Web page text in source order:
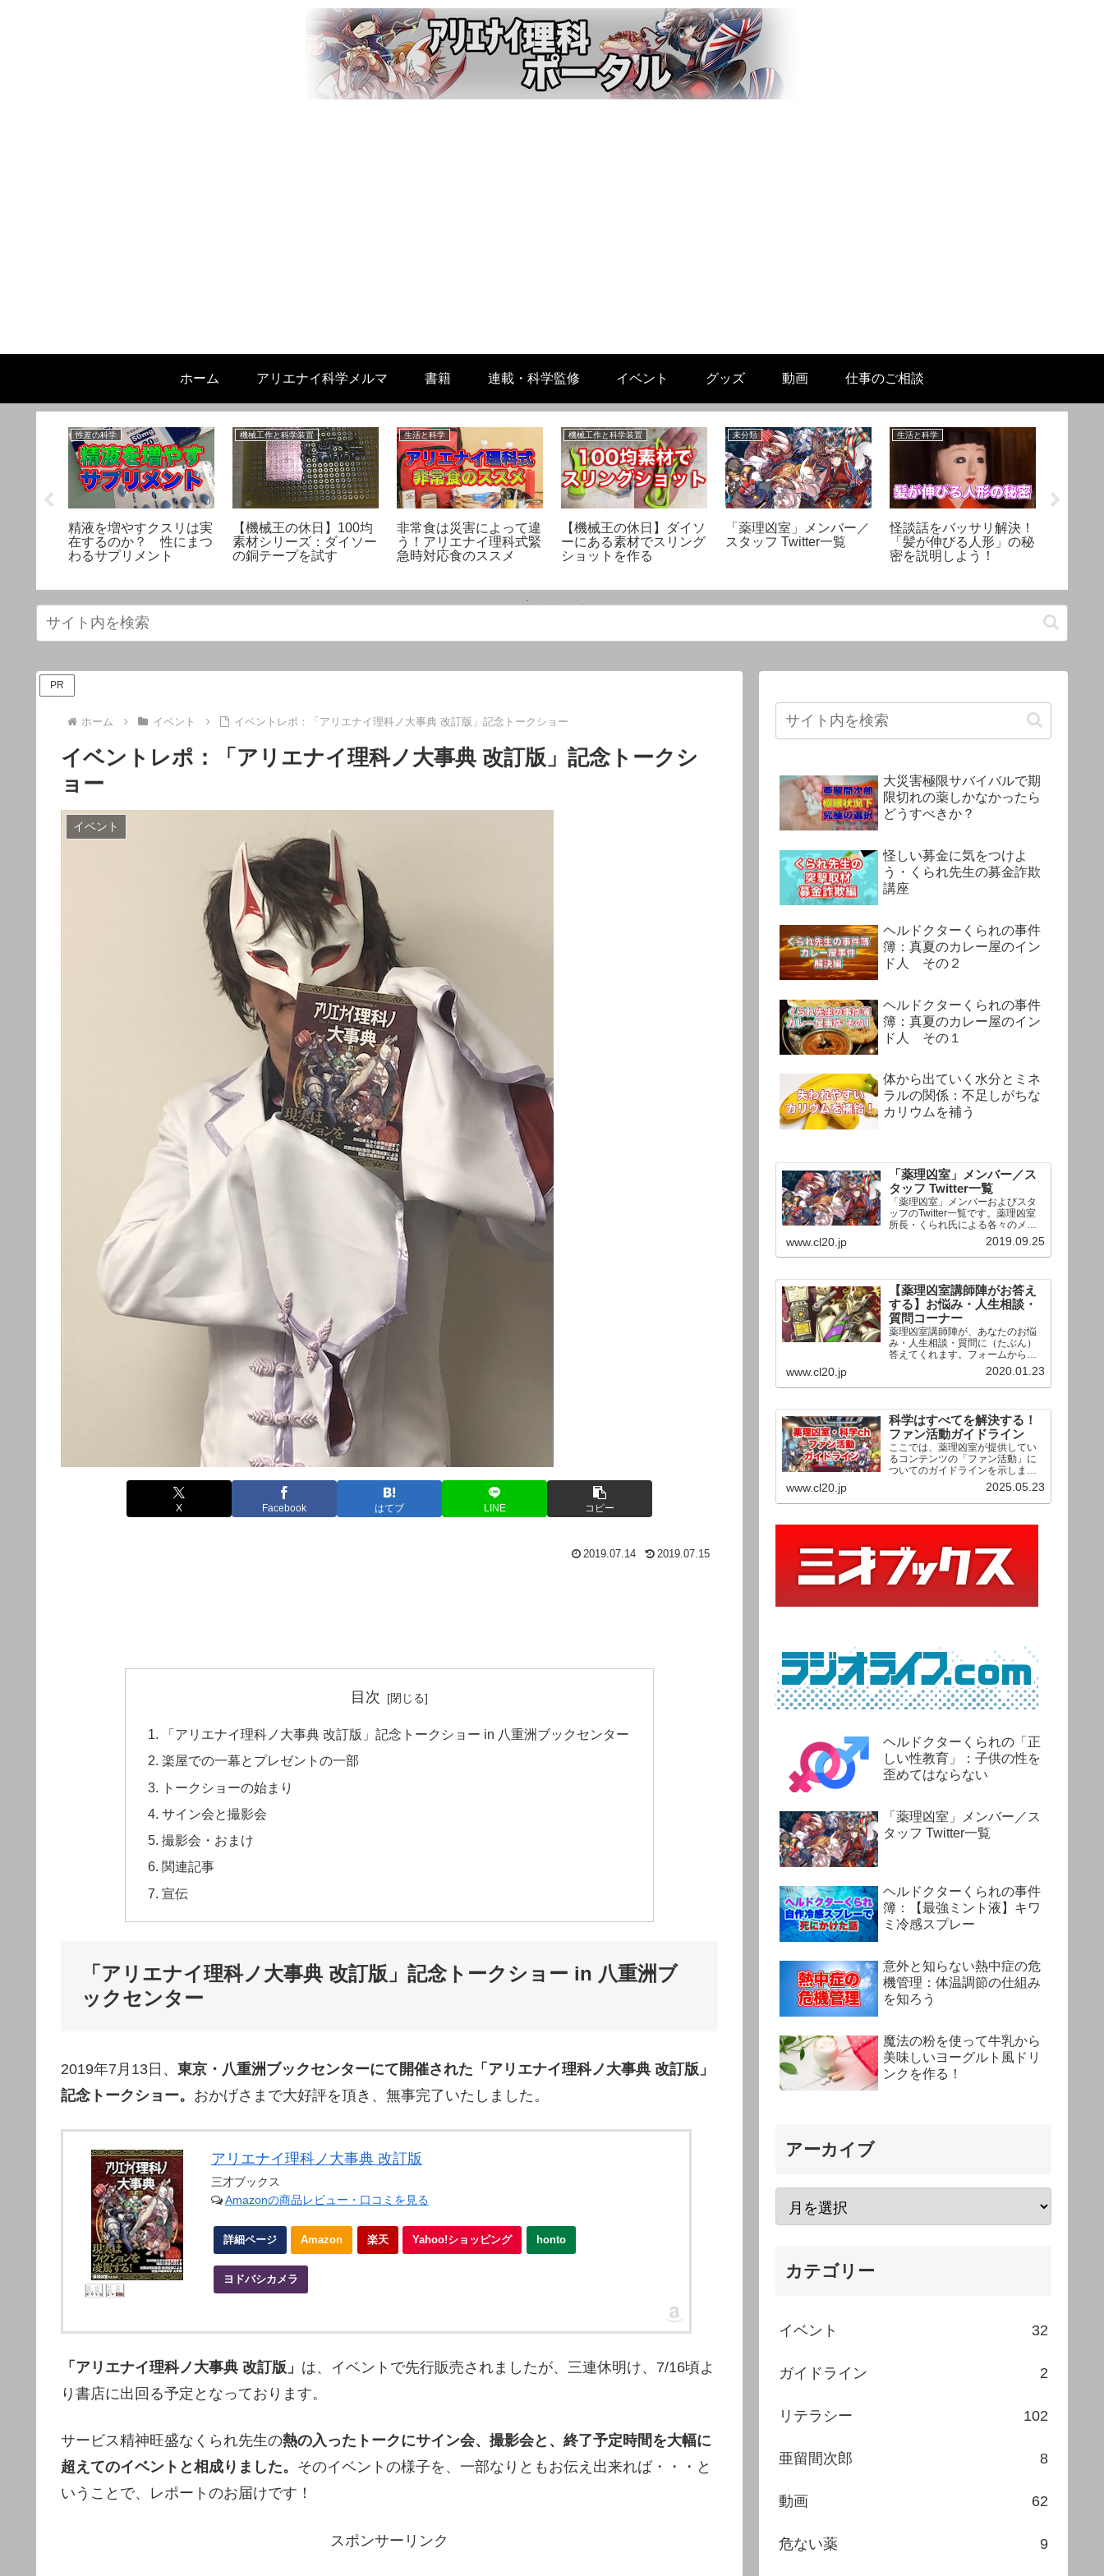
ホーム アリエナイ科学メルマ 書籍 連載・科学監修 イベント グッズ 動画 仕事のご相談
性差の科学
精液を増やすクスリは実
在するのか？ 性にまつ
わるサプリメント
機械工作と科学装置
【機械王の休日】100均
素材シリーズ：ダイソー
の銅テープを試す
生活と科学
非常食は災害によって違
う！アリエナイ理科式緊
急時対応食のススメ
機械工作と科学装置
【機械王の休日】ダイソ
ーにある素材でスリング
ショットを作る
未分類
「薬理凶室」メンバー／
スタッフ Twitter一覧
生活と科学
怪談話をバッサリ解決！
「髪が伸びる人形」の秘
密を説明しよう！
PR
ホーム イベント イベントレポ：「アリエナイ理科ノ大事典 改訂版」記念トークショー
イベントレポ：「アリエナイ理科ノ大事典 改訂版」記念トークシ
ョー
イベント
X Facebook はてブ LINE コピー
2019.07.14 2019.07.15
目次
「アリエナイ理科ノ大事典 改訂版」記念トークショー in 八重洲ブックセンター
楽屋での一幕とプレゼントの一部
トークショーの始まり
サイン会と撮影会
撮影会・おまけ
関連記事
宣伝
「アリエナイ理科ノ大事典 改訂版」記念トークショー in 八重洲ブ
ックセンター
2019年7月13日、 東京・八重洲ブックセンターにて開催された「アリエナイ理科ノ大事典 改訂版」
記念トークショー。 おかげさまで大好評を頂き、無事完了いたしました。
アリエナイ理科ノ大事典 改訂版
三才ブックス
Amazonの商品レビュー・口コミを見る
詳細ページ Amazon 楽天 Yahoo!ショッピング honto
ヨドバシカメラ
「アリエナイ理科ノ大事典 改訂版」 は、イベントで先行販売されましたが、三連休明け、7/16頃よ
り書店に出回る予定となっております。
サービス精神旺盛なくられ先生の熱の入ったトークにサイン会、撮影会と、終了予定時間を大幅に
超えてのイベントと相成りました。 そのイベントの様子を、一部なりともお伝え出来れば・・・と
いうことで、レポートのお届けです！
スポンサーリンク
大災害極限サバイバルで期
限切れの薬しかなかったら
どうすべきか？
怪しい募金に気をつけよ
う・くられ先生の募金詐欺
講座
ヘルドクターくられの事件
簿：真夏のカレー屋のイン
ド人 その２
ヘルドクターくられの事件
簿：真夏のカレー屋のイン
ド人 その１
体から出ていく水分とミネ
ラルの関係：不足しがちな
カリウムを補う
「薬理凶室」メンバー／ス
タッフ Twitter一覧
「薬理凶室」メンバーおよびスタ
ッフのTwitter一覧です。薬理凶室
所長・くられ氏による各々のメン
バーの一言紹介付き。Twitterへの
リンクの下にあるフォローボタン
を押すとそのままフォローできま
www.cl20.jp 2019.09.25
【薬理凶室講師陣がお答え
する】お悩み・人生相談・
質問コーナー
薬理凶室講師陣が、あなたのお悩
み・人生相談・質問に（たぶん）
答えてくれます。フォームからお
送りいただいた相談は、順次、動
画として公開される予定（時期未
定）！ どうぞお気軽にご質問く
www.cl20.jp 2020.01.23
科学はすべてを解決する！
ファン活動ガイドライン
ここでは、薬理凶室が提供してい
るコンテンツの「ファン活動」に
ついてのガイドラインを示しま
す。ご利用の場合は当ガイドライ
ンを遵守して頂けますよう、よろ
しくお願い申し上げます。
www.cl20.jp 2025.05.23
ヘルドクターくられの「正
しい性教育」：子供の性を
歪めてはならない
「薬理凶室」メンバー／ス
タッフ Twitter一覧
ヘルドクターくられの事件
簿：【最強ミント液】キワ
ミ冷感スプレー
意外と知らない熱中症の危
機管理：体温調節の仕組み
を知ろう
魔法の粉を使って牛乳から
美味しいヨーグルト風ドリ
ンクを作る！
アーカイブ
カテゴリー
イベント 32
ガイドライン 2
リテラシー 102
亜留間次郎 8
動画 62
危ない薬 9